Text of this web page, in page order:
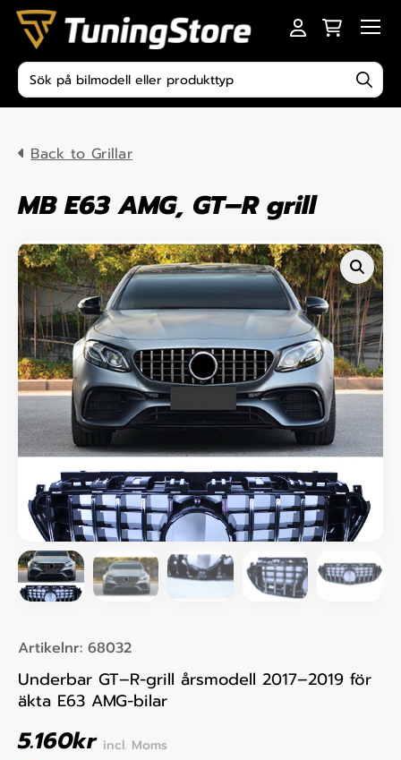
Skip to content
Produktsökning
Back to Grillar
MB E63 AMG, GT–R grill
Artikelnr: 68032
Underbar GT–R-grill årsmodell 2017–2019 för
äkta E63 AMG-bilar
5.160kr incl. Moms